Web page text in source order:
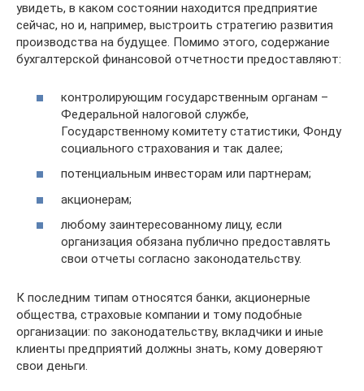
увидеть, в каком состоянии находится предприятие
сейчас, но и, например, выстроить стратегию развития
производства на будущее. Помимо этого, содержание
бухгалтерской финансовой отчетности предоставляют:
контролирующим государственным органам –
Федеральной налоговой службе,
Государственному комитету статистики, Фонду
социального страхования и так далее;
потенциальным инвесторам или партнерам;
акционерам;
любому заинтересованному лицу, если
организация обязана публично предоставлять
свои отчеты согласно законодательству.
К последним типам относятся банки, акционерные
общества, страховые компании и тому подобные
организации: по законодательству, вкладчики и иные
клиенты предприятий должны знать, кому доверяют
свои деньги.